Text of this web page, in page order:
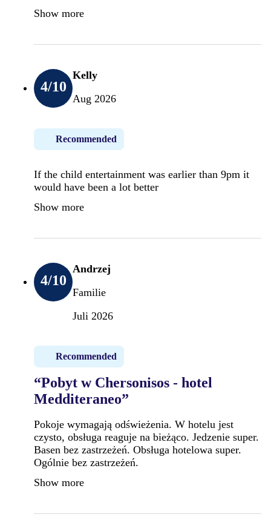
Show more
4/10
Kelly
Aug 2026
Recommended
If the child entertainment was earlier than 9pm it
would have been a lot better
Show more
4/10
Andrzej
Familie
Juli 2026
Recommended
“Pobyt w Chersonisos - hotel
Medditeraneo”
Pokoje wymagają odświeżenia. W hotelu jest
czysto, obsługa reaguje na bieżąco. Jedzenie super.
Basen bez zastrzeżeń. Obsługa hotelowa super.
Ogólnie bez zastrzeżeń.
Show more